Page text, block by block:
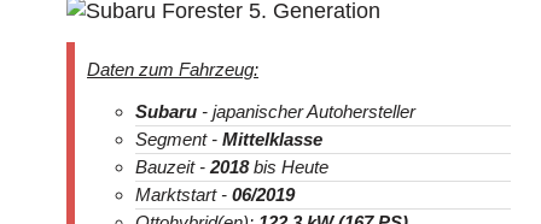
Daten zum Fahrzeug:
Subaru - japanischer Autohersteller
Segment - Mittelklasse
Bauzeit - 2018bis Heute
Marktstart - 06/2019